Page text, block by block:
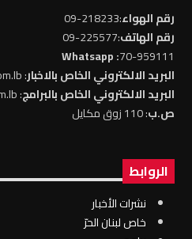
رقم الهواء:218233-09
رقم الهاتف:225577-09
70-959111
: Whatsapp
البريد الالكتروني الخاص بالاخبار: news@rll.com.lb
البريد الالكتروني الخاص بالبرامج: info@rll.com.lb
ص.ب: 110 زوق مكايل
الروابط
نشرات الأخبار
خاص لبنان الحرّ